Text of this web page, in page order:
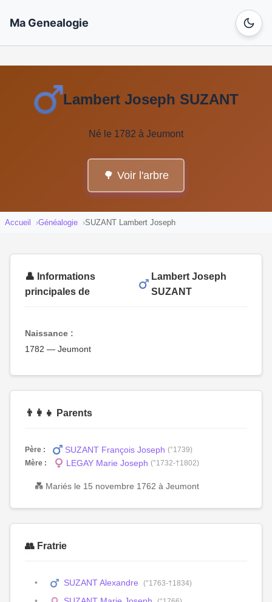
Ma Genealogie
Lambert Joseph SUZANT
Né le 1782 à Jeumont
🌳 Voir l'arbre
Accueil Généalogie SUZANT Lambert Joseph
👤 Informations
principales de
Lambert Joseph
SUZANT
Naissance :
1782 — Jeumont
👨‍👩‍👧 Parents
Père : SUZANT François Joseph (°1739)
Mère :
LEGAY Marie Joseph (°1732-†1802)
💑 Mariés le 15 novembre 1762 à Jeumont
👥 Fratrie
SUZANT Alexandre (°1763-†1834)